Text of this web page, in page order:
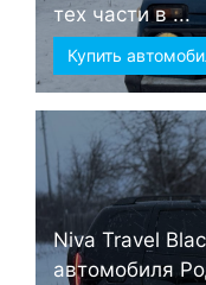
тех части в ...
Купить
Niva Travel
автомобиля